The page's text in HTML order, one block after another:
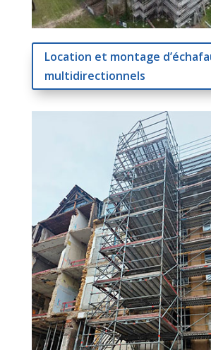
Location et montage
multidirectionnels